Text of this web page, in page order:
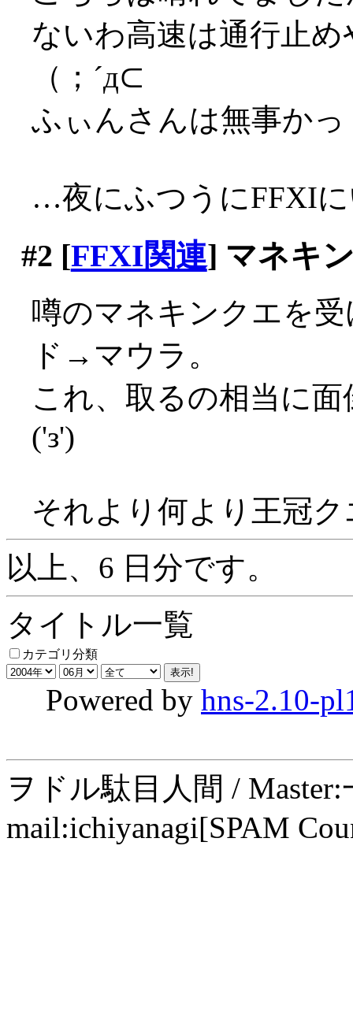
ないわ高速は通行止
（；´д⊂
ふぃんさんは無事かっ
…夜にふつうにFFXI
#2 [FFXI関連] マネキ
噂のマネキンクエを
ド→マウラ。
これ、取るの相当に
('з')
それより何より王冠
以上、6 日分です。
タイトル一覧
カテゴリ分類
Powered by hns-2.10-
ヲドル駄目人間 /
mail:ichiyanagi[SPAM